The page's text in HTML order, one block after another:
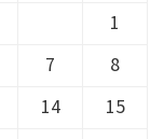
1
7 8
14 15